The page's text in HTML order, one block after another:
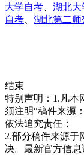
大学自考
湖北大
自考
湖北第二师
结束
特别声明：1.凡本
须注明“稿件来源
依法追究责任；
2.部分稿件来源于
决。最新官方信